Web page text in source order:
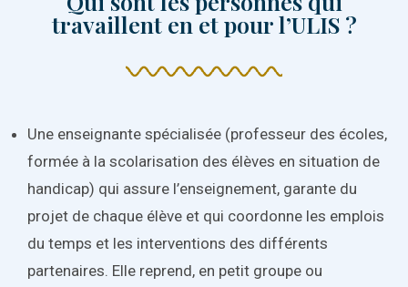
travaillent en et pour l’ULIS ?
Une enseignante spécialisée (professeur des écoles,
formée à la scolarisation des élèves en situation de
handicap) qui assure l’enseignement, garante du
projet de chaque élève et qui coordonne les emplois
du temps et les interventions des différents
partenaires. Elle reprend, en petit groupe ou